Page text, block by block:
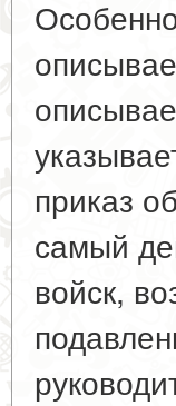
приказ
самый
войск,